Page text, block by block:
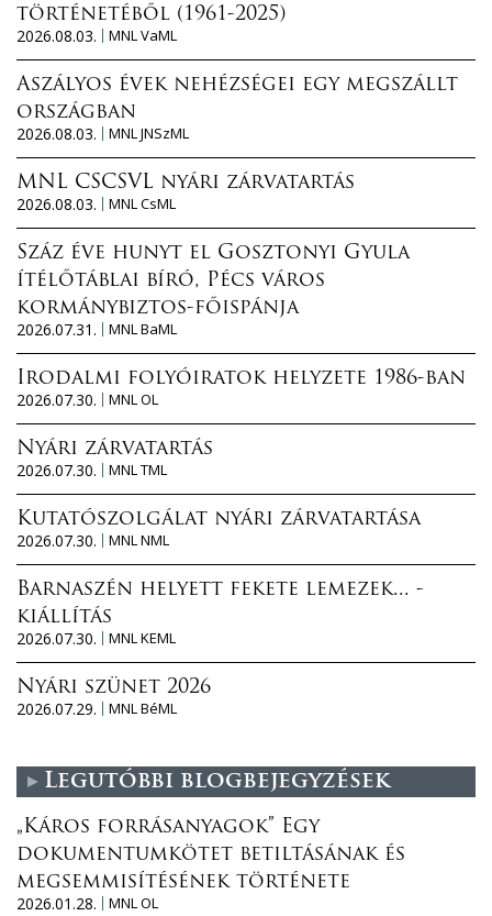
történetéből (1961-2025)
2026.08.03.
MNL VaML
Aszályos évek nehézségei egy megszállt
országban
2026.08.03.
MNL JNSzML
MNL CSCSVL nyári zárvatartás
2026.08.03.
MNL CsML
Száz éve hunyt el Gosztonyi Gyula
ítélőtáblai bíró, Pécs város
kormánybiztos-főispánja
2026.07.31.
MNL BaML
Irodalmi folyóiratok helyzete 1986-ban
2026.07.30.
MNL OL
Nyári zárvatartás
2026.07.30.
MNL TML
Kutatószolgálat nyári zárvatartása
2026.07.30.
MNL NML
Barnaszén helyett fekete lemezek... -
kiállítás
2026.07.30.
MNL KEML
Nyári szünet 2026
2026.07.29.
MNL BéML
Legutóbbi blogbejegyzések
„Káros forrásanyagok” Egy
dokumentumkötet betiltásának és
megsemmisítésének története
2026.01.28.
MNL OL